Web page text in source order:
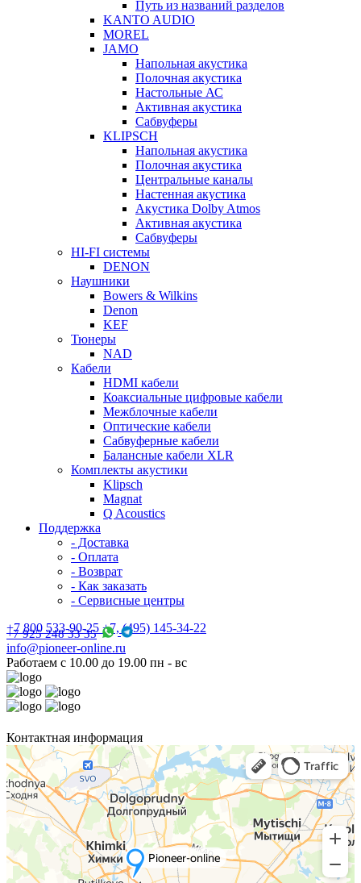
Путь из названий разделов
KANTO AUDIO
MOREL
JAMO
Напольная акустика
Полочная акустика
Настольные АС
Активная акустика
Сабвуферы
KLIPSCH
Напольная акустика
Полочная акустика
Центральные каналы
Настенная акустика
Акустика Dolby Atmos
Активная акустика
Сабвуферы
HI-FI системы
DENON
Наушники
Bowers & Wilkins
Denon
KEF
Тюнеры
NAD
Кабели
HDMI кабели
Коаксиальные цифровые кабели
Межблочные кабели
Оптические кабели
Сабвуферные кабели
Балансные кабели XLR
Комплекты акустики
Klipsch
Magnat
Q Acoustics
Поддержка
- Доставка
- Оплата
- Возврат
- Как заказать
- Сервисные центры
+7 800 533-90-25 +7, (495) 145-34-22
+7 925 248 33 35
info@pioneer-online.ru
Работаем с 10.00 до 19.00 пн - вс
Контактная информация